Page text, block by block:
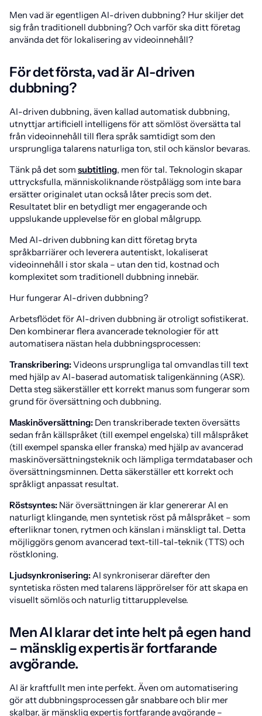
Men vad är egentligen AI-driven dubbning? Hur skiljer det
sig från traditionell dubbning? Och varför ska ditt företag
använda det för lokalisering av videoinnehåll?
För det första, vad är AI-driven
dubbning?
AI-driven dubbning, även kallad automatisk dubbning,
utnyttjar artificiell intelligens för att sömlöst översätta tal
från videoinnehåll till flera språk samtidigt som den
ursprungliga talarens naturliga ton, stil och känslor bevaras.
Tänk på det som subtitling, men för tal. Teknologin skapar
uttrycksfulla, människoliknande röstpålägg som inte bara
ersätter originalet utan också låter precis som det.
Resultatet blir en betydligt mer engagerande och
uppslukande upplevelse för en global målgrupp.
Med AI-driven dubbning kan ditt företag bryta
språkbarriärer och leverera autentiskt, lokaliserat
videoinnehåll i stor skala – utan den tid, kostnad och
komplexitet som traditionell dubbning innebär.
Hur fungerar AI-driven dubbning?
Arbetsflödet för AI-driven dubbning är otroligt sofistikerat.
Den kombinerar flera avancerade teknologier för att
automatisera nästan hela dubbningsprocessen:
Transkribering:Videons ursprungliga tal omvandlas till text
med hjälp av AI-baserad automatisk taligenkänning (ASR).
Detta steg säkerställer ett korrekt manus som fungerar som
grund för översättning och dubbning.
Maskinöversättning: Den transkriberade texten översätts
sedan från källspråket (till exempel engelska) till målspråket
(till exempel spanska eller franska) med hjälp av avancerad
maskinöversättningsteknik och lämpliga termdatabaser och
översättningsminnen. Detta säkerställer ett korrekt och
språkligt anpassat resultat.
Röstsyntes: När översättningen är klar genererar AI en
naturligt klingande, men syntetisk röst på målspråket – som
efterliknar tonen, rytmen och känslan i mänskligt tal. Detta
möjliggörs genom avancerad text-till-tal-teknik (TTS) och
röstkloning.
Ljudsynkronisering:AI synkroniserar därefter den
syntetiska rösten med talarens läpprörelser för att skapa en
visuellt sömlös och naturlig tittarupplevelse.
Men AI klarar det inte helt på egen hand
– mänsklig expertis är fortfarande
avgörande.
AI är kraftfullt men inte perfekt. Även om automatisering
gör att dubbningsprocessen går snabbare och blir mer
skalbar, är mänsklig expertis fortfarande avgörande –